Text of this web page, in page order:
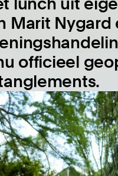
Marit
officieel